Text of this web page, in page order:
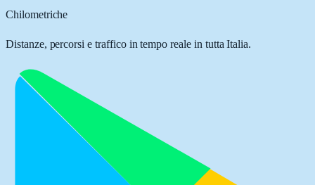
Chilometriche
Distanze, percorsi e traffico in tempo reale in tutta Italia.